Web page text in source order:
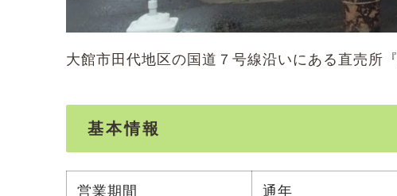
大館市田代地区の国道７号線沿いにある直売所
基本情報
営業期間